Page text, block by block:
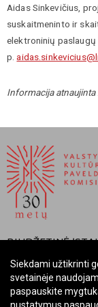
Aidas Sinkevičius,
suskaitmeninto ir
elektroninių paslaugų
p.
Informacija
BIUDŽETINĖ
VALSTYBINĖ
Įmonės kodas:
Adresas: Rūdninkų g.
Siekdami užtikrinti
svetainėje
paspauskite